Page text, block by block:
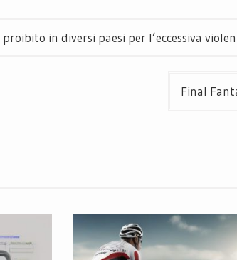
in diversi paesi per l’eccessiva
Final